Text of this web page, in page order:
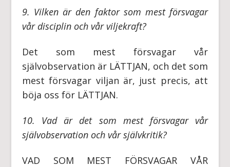
9. Vilken är den faktor som mest försvagar
vår disciplin och vår viljekraft?
Det som mest försvagar vår
självobservation är LÄTTJAN, och det som
mest försvagar viljan är, just precis, att
böja oss för LÄTTJAN.
10. Vad är det som mest försvagar vår
självobservation och vår självkritik?
VAD SOM MEST FÖRSVAGAR VÅR